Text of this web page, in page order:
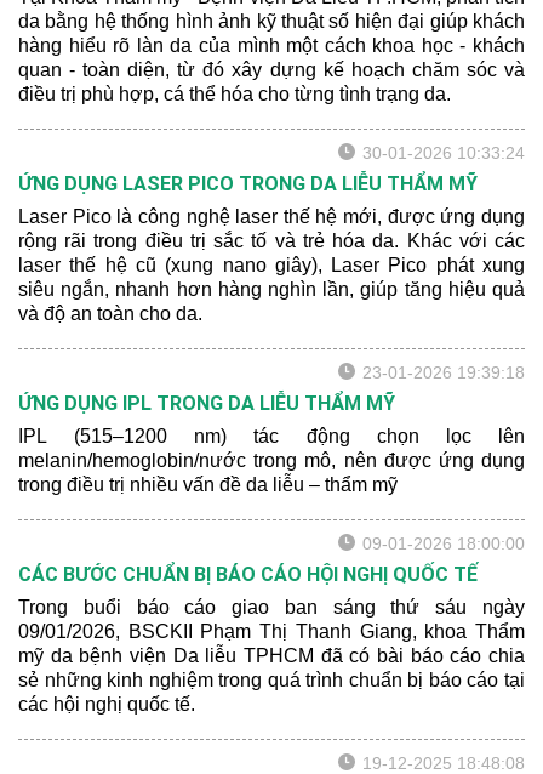
da bằng hệ thống hình ảnh kỹ thuật số hiện đại giúp khách
hàng hiểu rõ làn da của mình một cách khoa học - khách
quan - toàn diện, từ đó xây dựng kế hoạch chăm sóc và
điều trị phù hợp, cá thể hóa cho từng tình trạng da.
30-01-2026 10:33:24
ỨNG DỤNG LASER PICO TRONG DA LIỄU THẨM MỸ
Laser Pico là công nghệ laser thế hệ mới, được ứng dụng
rộng rãi trong điều trị sắc tố và trẻ hóa da. Khác với các
laser thế hệ cũ (xung nano giây), Laser Pico phát xung
siêu ngắn, nhanh hơn hàng nghìn lần, giúp tăng hiệu quả
và độ an toàn cho da.
23-01-2026 19:39:18
ỨNG DỤNG IPL TRONG DA LIỄU THẨM MỸ
IPL (515–1200 nm) tác động chọn lọc lên
melanin/hemoglobin/nước trong mô, nên được ứng dụng
trong điều trị nhiều vấn đề da liễu – thẩm mỹ
09-01-2026 18:00:00
CÁC BƯỚC CHUẨN BỊ BÁO CÁO HỘI NGHỊ QUỐC TẾ
Trong buổi báo cáo giao ban sáng thứ sáu ngày
09/01/2026, BSCKII Phạm Thị Thanh Giang, khoa Thẩm
mỹ da bệnh viện Da liễu TPHCM đã có bài báo cáo chia
sẻ những kinh nghiệm trong quá trình chuẩn bị báo cáo tại
các hội nghị quốc tế.
19-12-2025 18:48:08